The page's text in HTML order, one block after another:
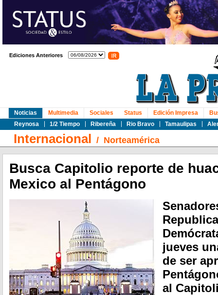
Ediciones Anteriores
Noticias
Reynosa
1/2 Tiempo Ribereña Rio Bravo Tamaulipas
Multimedia Sociales Status Edición Impresa
Internacional / Norteamérica
Busca Capitolio reporte de
Mexico al Pentágono
jueves
de ser
al